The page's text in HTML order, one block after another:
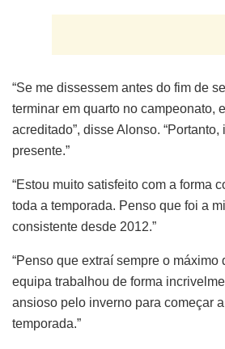
“Se me dissessem antes do fim de
terminar em quarto no campeonato,
acreditado”, disse Alonso.
presente.”
“Estou muito satisfeito com a forma
toda a temporada. Penso que foi a
consistente desde 2012.”
“Penso que extraí sempre o máximo
equipa trabalhou de forma
ansioso pelo inverno para começar
temporada.”